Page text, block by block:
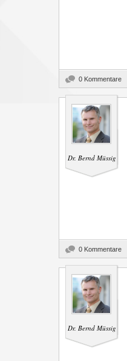
0 Kommentare
Dr. Bernd Müssig
0 Kommentare
Dr. Bernd Müssig